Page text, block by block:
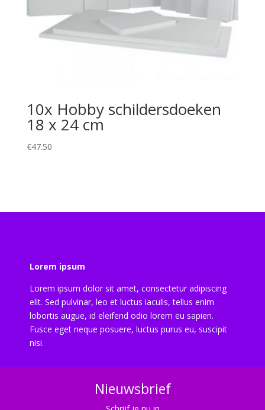
10x Hobby schildersdoeken
18 x 24 cm
€47.50
Lorem ipsum
Lorem ipsum dolor sit amet, consectetur adipiscing
elit. Sed pulvinar, leo et luctus iaculis, tellus enim
lobortis augue, id eleifend odio lorem eu sapien.
Fusce eget neque posuere, luctus purus eu, suscipit
nisi.
Nieuwsbrief